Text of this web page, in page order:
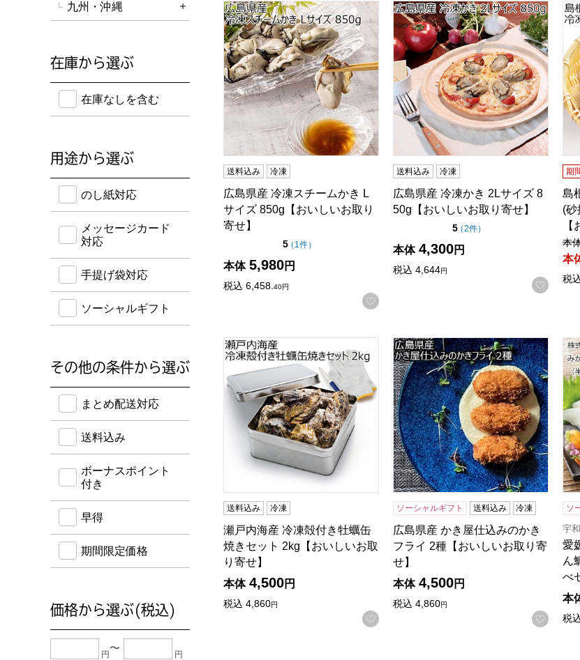
広島県産 冷凍スチームかき Lサイズ 850g【おいしいお取り寄せ】
送料込み 冷凍
広島県産 冷凍スチームかき L
サイズ 850g【おいしいお取り
寄せ】
5点（5点満点中）
（ 1件の評価
）
本体 5,980円
税込 6,458.40円
お気に入りに登録する
広島県産 冷凍かき 2Lサイズ 850g【
送料込み 冷凍
広島県産 冷凍かき 2Lサイズ 8
50g【おいしいお取り寄せ】
5点（5点満点中）
（2件の評価
）
本体 4,300円
税込 4,644円
お気
島
期
島
(砂
値
本
本
税
瀬戸内海産 冷凍殻付き牡蠣缶焼きセット 2kg【おいしいお取り寄せ】
送料込み 冷凍
瀬戸内海産 冷凍殻付き牡蠣缶
焼きセット 2kg【おいしいお取
り寄せ】
本体 4,500円
税込 4,860円
お気に入りに登録する
広島県産 かき屋仕込みのかきフライ
ソーシャルギフト 送料込み 冷凍
広島県産 かき屋仕込みのかき
フライ 2種【おいしいお取り寄
せ】
本体 4,500円
税込 4,860円
お気
愛
ソ
宇
愛
ん
べ
本
税
九州・沖縄 詳細を開く
在庫から選ぶ
在庫のない商品を含めて検索することができます。
在庫なしを含む
用途から選ぶ
のし紙・メッセージカード・手提げ袋に対応している商品から絞りこむことができます。
のし紙対応
メッセージカード
対応
手提げ袋対応
ソーシャルギフト
その他の条件から選ぶ
送料込み・ボーナスポイント付き・早得・期間限定商品から絞り込むことができます。
まとめ配送対応
送料込み
ボーナスポイント
付き
早得
期間限定価格
価格から選ぶ(税込)
下限金額・上限金額のどちらか１つまたは両方に、検索したい金額を入力してください。
円 円